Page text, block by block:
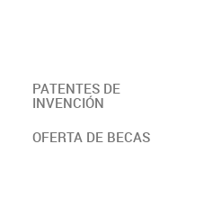
PATENTES DE
INVENCIÓN
OFERTA DE BECAS